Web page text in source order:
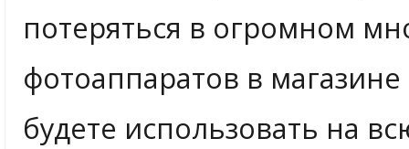
потеряться в огромном
фотоаппаратов в
будете использовать на